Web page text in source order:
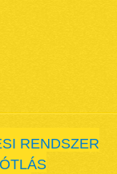
RENDSZER